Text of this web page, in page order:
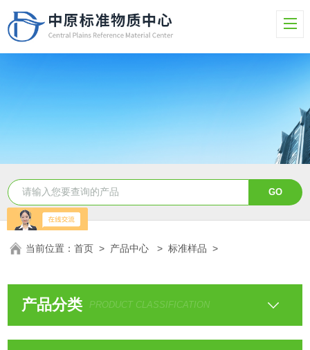
当前位置：首页 > 产品中心 >标准样品 >
产品分类 PRODUCT CLASSIFICATION